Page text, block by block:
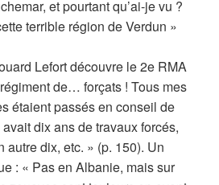
et pourtant qu’ai-je vu ?
terrible région de Verdun »
Lefort découvre le 2e RMA
de… forçats ! Tous mes
étaient passés en conseil de
dix ans de travaux forcés,
autre dix, etc. » (p. 150). Un
: « Pas en Albanie, mais sur